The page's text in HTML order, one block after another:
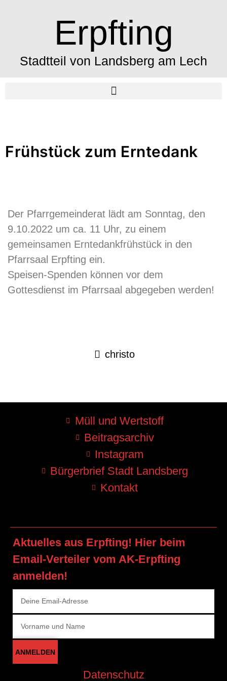
Erpfting
Stadtteil von Landsberg am Lech
Frühstück zum Erntedank
Der Pfarrgemeinderat lädt am Sonntag, den
9.10.2022 um ca. 11 Uhr, zu einem
gemeinsamen Erntedankfrühstück in den
Pfarrsaal Erpfting ein.
Speisen-Spenden können vor dem
Gottesdienst im Pfarrsaal abgegeben werden!
christo
Müll und Wertstoff
Beitragsarchiv
Instagram
Bürgerbrief Stadt Landsberg
Kontakt
Aktuelles aus Erpfting! Hier beim
Email-Verteiler vom AK-Erpfting
anmelden!
ANMELDEN
Datenschutz